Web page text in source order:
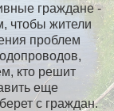
граждане -
чтобы жители
проблем
кто решит
еще
с граждан.